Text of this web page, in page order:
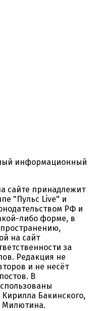
информационный
сайте принадлежит
"Пульс Live" и
РФ и
либо форме, в
на сайт
за
Редакция не
и не несёт
В
Бакинского,
Милютина.